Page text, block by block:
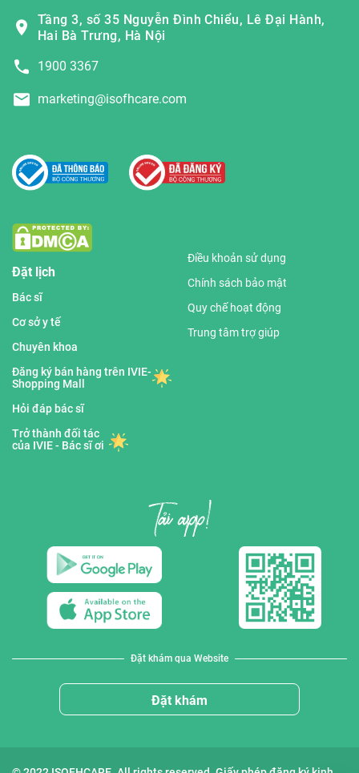
Tầng 3, số 35 Nguyễn Đình Chiểu, Lê Đại Hành,
Hai Bà Trưng, Hà Nội
1900 3367
marketing@isofhcare.com
Đặt lịch
Bác sĩ
Cơ sở y tế
Chuyên khoa
Đăng ký bán hàng trên IVIE-
Shopping Mall
Hỏi đáp bác sĩ
Trở thành đối tác
của IVIE - Bác sĩ ơi
Điều khoản sử dụng
Chính sách bảo mật
Quy chế hoạt động
Trung tâm trợ giúp
Đặt khám qua Website
Đặt khám